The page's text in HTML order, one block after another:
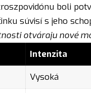
boli
súvisí s jeho
otváraju nové
Intenzita
Vysoká